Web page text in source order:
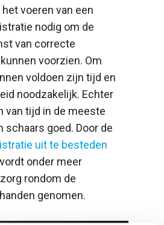
voeren van een
nodig om de
van correcte
voorzien. Om
voldoen zijn tijd en
noodzakelijk. Echter
van tijd in de meeste
schaars goed. Door de
uit te besteden
onder meer
rondom de
genomen.